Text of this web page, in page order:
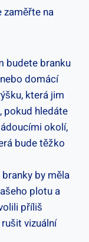
zaměřte​ na
budete⁣ branku
domácí
která jim
pokud hledáte
okolí,
bude těžko
by měla‍
plotu a
příliš
vizuální